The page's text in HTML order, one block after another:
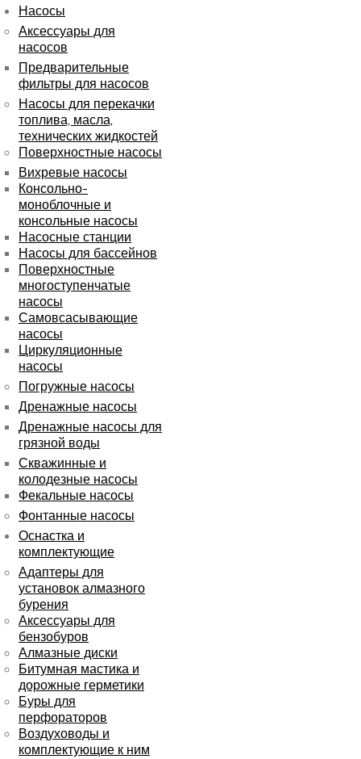
Насосы
Аксессуары для
насосов
Предварительные
фильтры для насосов
Насосы для перекачки
топлива, масла,
технических жидкостей
Поверхностные насосы
Вихревые насосы
Консольно-
моноблочные и
консольные насосы
Насосные станции
Насосы для бассейнов
Поверхностные
многоступенчатые
насосы
Самовсасывающие
насосы
Циркуляционные
насосы
Погружные насосы
Дренажные насосы
Дренажные насосы для
грязной воды
Скважинные и
колодезные насосы
Фекальные насосы
Фонтанные насосы
Оснастка и
комплектующие
Адаптеры для
установок алмазного
бурения
Аксессуары для
бензобуров
Алмазные диски
Битумная мастика и
дорожные герметики
Буры для
перфораторов
Воздуховоды и
комплектующие к ним